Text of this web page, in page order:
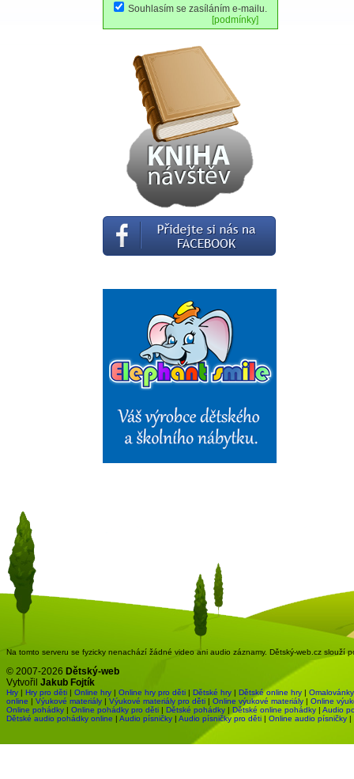
Souhlasím se zasíláním e-mailu.
[podmínky]
Na tomto serveru se fyzicky nenachází žádné video ani audio záznamy. Dětský-web.cz slouží
© 2007-2026 Dětský-web
Vytvořil Jakub Fojtík
Hry | Hry pro děti | Online hry | Online hry pro děti | Dětské hry | Dětské online hry | Omalovánky
online | Výukové materiály | Výukové materiály pro děti | Online výukové materiály | Online
Online pohádky | Online pohádky pro děti | Dětské pohádky | Dětské online pohádky | Audio
Dětské audio pohádky online | Audio písničky | Audio písničky pro děti | Online audio písničky |